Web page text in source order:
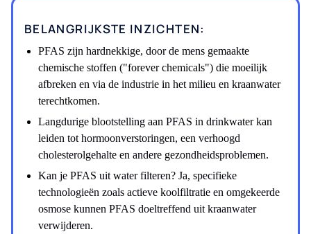
BELANGRIJKSTE INZICHTEN:
PFAS zijn hardnekkige, door de mens gemaakte
chemische stoffen ("forever chemicals") die moeilijk
afbreken en via de industrie in het milieu en kraanwater
terechtkomen.
Langdurige blootstelling aan PFAS in drinkwater kan
leiden tot hormoonverstoringen, een verhoogd
cholesterolgehalte en andere gezondheidsproblemen.
Kan je PFAS uit water filteren? Ja, specifieke
technologieën zoals actieve koolfiltratie en omgekeerde
osmose kunnen PFAS doeltreffend uit kraanwater
verwijderen.